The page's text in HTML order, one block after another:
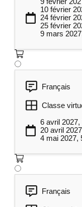
Travail
cartographie
3
Phase
et
du problème
9 février
10 février
24 février
25 février
9 mars
Français
Classe
6 avril 2027,
20 avril
4 mai 2027,
Français